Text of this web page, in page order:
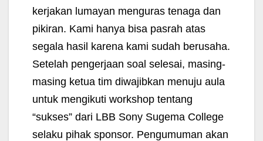
kerjakan lumayan menguras tenaga dan
pikiran. Kami hanya bisa pasrah atas
segala hasil karena kami sudah berusaha.
Setelah pengerjaan soal selesai, masing-
masing ketua tim diwajibkan menuju aula
untuk mengikuti workshop tentang
“sukses” dari LBB Sony Sugema College
selaku pihak sponsor. Pengumuman akan